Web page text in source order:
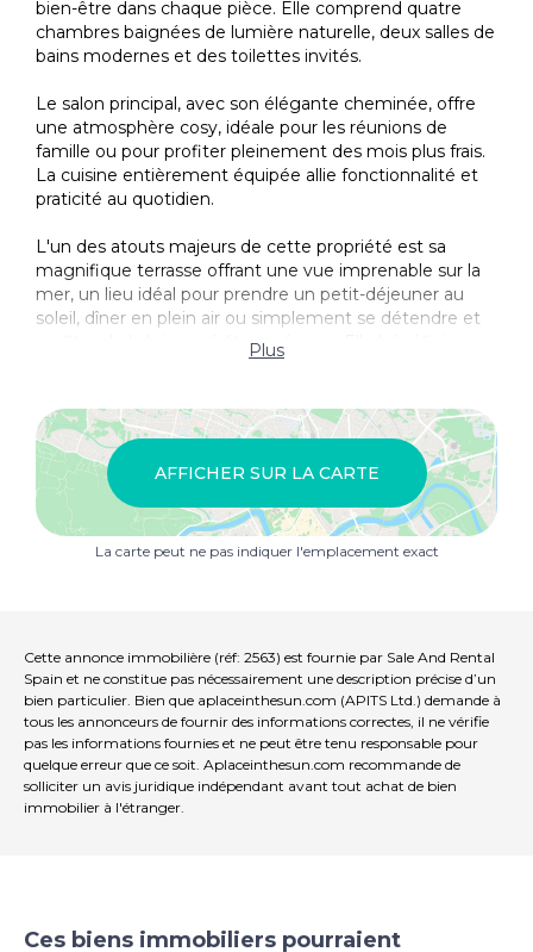
Débarras
Placards intégrés
bien-être dans chaque pièce. Elle comprend quatre
chambres baignées de lumière naturelle, deux salles de
bains modernes et des toilettes invités.
Le salon principal, avec son élégante cheminée, offre
une atmosphère cosy, idéale pour les réunions de
famille ou pour profiter pleinement des mois plus frais.
La cuisine entièrement équipée allie fonctionnalité et
praticité au quotidien.
L'un des atouts majeurs de cette propriété est sa
magnifique terrasse offrant une vue imprenable sur la
mer, un lieu idéal pour prendre un petit-déjeuner au
soleil, dîner en plein air ou simplement se détendre et
profiter de la brise méditerranéenne. Elle bénéficie
également d'un charmant jardin privatif garantissant
La propriété est équipée de fenêtres en aluminium de
haute qualité avec moustiquaires, assurant une
excellente isolation et une ventilation naturelle
optimale. Elle dispose également d'un chauffage
central au gaz naturel pour un confort thermique
optimal en toute saison.
supplémentaire pratique.
Le complexe se distingue par ses jardins communs
bien entretenus et sa piscine accueillante, idéale pour
se rafraîchir et profiter du climat agréable de la région.
Sant Feliu de Guíxols est l'une des villes les plus prisées
de la Costa Brava, réputée pour ses plages, ses criques,
un excellent choix de restaurants et de lieux de loisirs.
Plus
AFFICHER SUR LA CARTE
La carte peut ne pas indiquer l'emplacement exact
Cette annonce immobilière (réf: 2563) est fournie par Sale And Rental
Spain et ne constitue pas nécessairement une description précise d’un
bien particulier. Bien que aplaceinthesun.com (APITS Ltd.) demande à
tous les annonceurs de fournir des informations correctes, il ne vérifie
pas les informations fournies et ne peut être tenu responsable pour
quelque erreur que ce soit. Aplaceinthesun.com recommande de
solliciter un avis juridique indépendant avant tout achat de bien
immobilier à l'étranger.
Ces biens immobiliers pourraient